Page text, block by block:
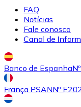
FAQ
Notícias
Fale conosco
Canal de
Banco de Espanha
França PSANNº